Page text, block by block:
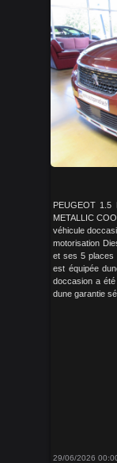
PEUGEOT 1.5
METALLIC
véhicule
motorisation
et ses 5 places
est équipée
doccasion a
dune garantie
29/06/2026